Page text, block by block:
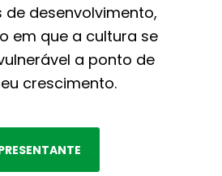
de desenvolvimento,
em que a cultura se
a ponto de
crescimento.